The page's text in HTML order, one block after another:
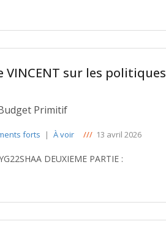
sur les politiques
Primitif
forts | À voir /// 13 avril 2026